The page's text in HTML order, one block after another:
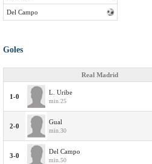
Del Campo
Goles
Real Madrid
1-0
L. Uribe
min.25
2-0
Gual
min.30
3-0
Del Campo
min.50